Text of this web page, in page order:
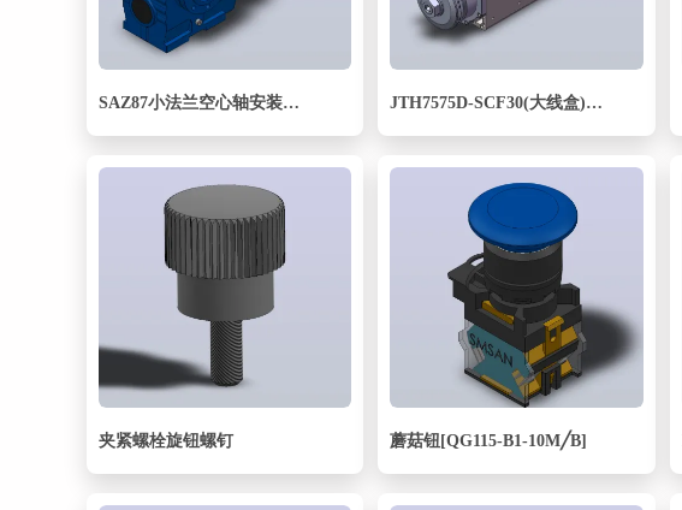
SAZ87小法兰空心轴安装斜齿-蜗轮蜗杆减速机SAZ87-YV0.37-8P-198-M1-0°-B JTH7575D-SCF30(大线盒)精密锯切电机[JTH7575D-S09P7.50-SCF30]
夹紧螺栓旋钮螺钉 蘑菇钮[QG115-B1-10M╱B]